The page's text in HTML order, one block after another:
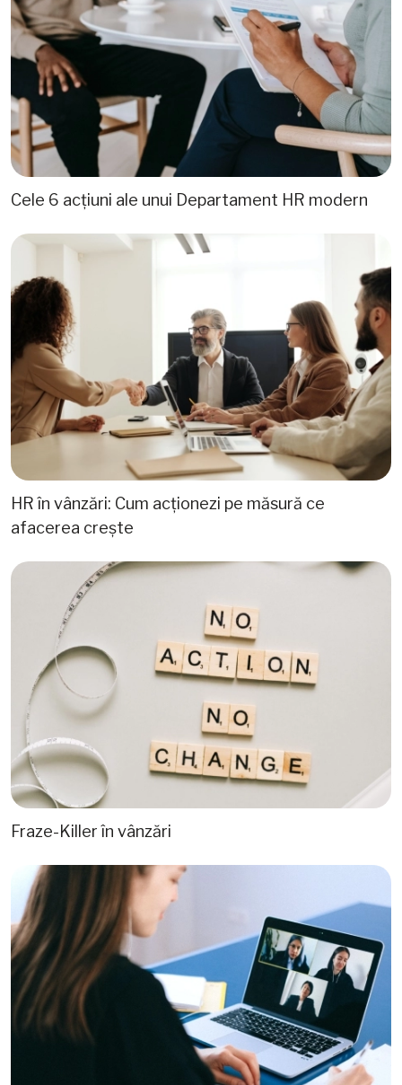
Cele 6 acțiuni ale unui Departament HR modern
HR în vânzări: Cum acționezi pe măsură ce
afacerea crește
Fraze-Killer în vânzări